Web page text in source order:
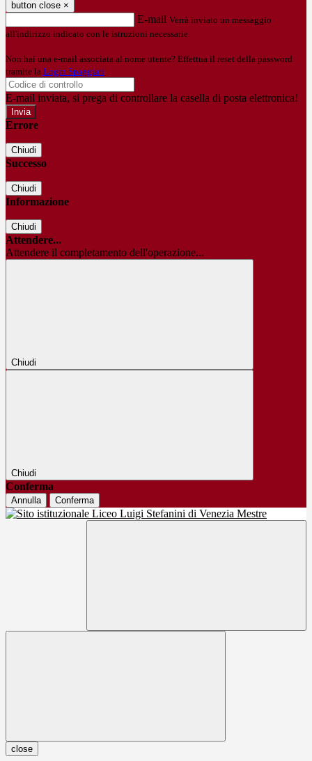
button close ×
E-mail Verrà inviato un messaggio
all'indirizzo indicato con le istruzioni necessarie.
Non hai una e-mail associata al nome utente? Effettua il reset della password
tramite la Login Spaggiari
E-mail inviata, si prega di controllare la casella di posta elettronica!
Errore
Chiudi
Successo
Chiudi
Informazione
Chiudi
Attendere...
Attendere il completamento dell'operazione...
Chiudi
Chiudi
Conferma
Annulla Conferma
close